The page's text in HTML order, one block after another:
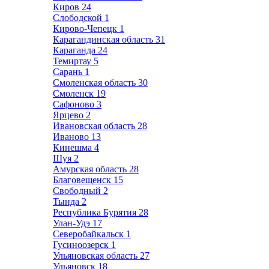
Киров 24
Слободской 1
Кирово-Чепецк 1
Карагандинская область 31
Караганда 24
Темиртау 5
Сарань 1
Смоленская область 30
Смоленск 19
Сафоново 3
Ярцево 2
Ивановская область 28
Иваново 13
Кинешма 4
Шуя 2
Амурская область 28
Благовещенск 15
Свободный 2
Тында 2
Республика Бурятия 28
Улан-Удэ 17
Северобайкальск 1
Гусиноозерск 1
Ульяновская область 27
Ульяновск 18